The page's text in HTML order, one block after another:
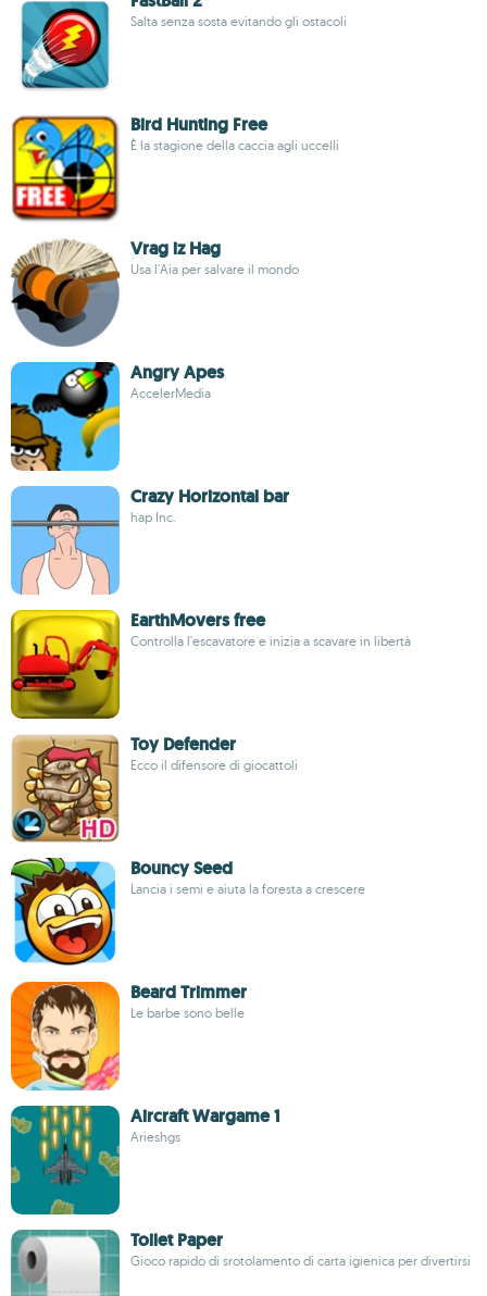
Salta senza sosta evitando gli ostacoli
Bird Hunting Free
È la stagione della caccia agli uccelli
Vrag iz Hag
Usa l'Aia per salvare il mondo
Angry Apes
AccelerMedia
Crazy Horizontal bar
hap Inc.
EarthMovers free
Controlla l'escavatore e inizia a scavare in libertà
Toy Defender
Ecco il difensore di giocattoli
Bouncy Seed
Lancia i semi e aiuta la foresta a crescere
Beard Trimmer
Le barbe sono belle
Aircraft Wargame 1
Arieshgs
Toilet Paper
Gioco rapido di srotolamento di carta igienica per divertirsi